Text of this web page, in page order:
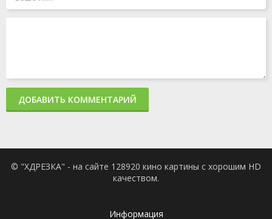
ДОБАВИТЬ КОММЕНТАРИЙ
© "ХДРЕЗКА" - на сайте 128920 кино картины с хорошим HD
качеством.
Информация